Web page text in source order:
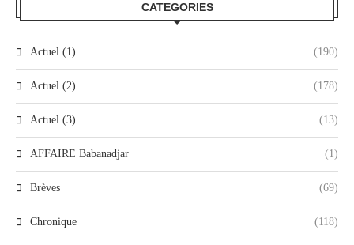
CATEGORIES
Actuel (1) (190)
Actuel (2) (178)
Actuel (3) (13)
AFFAIRE Babanadjar (1)
Brèves (69)
Chronique (118)